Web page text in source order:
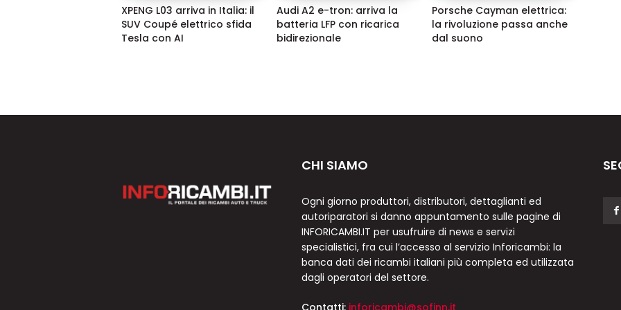
XPENG L03 arriva in Italia: il
SUV Coupé elettrico sfida
Tesla con AI
Audi A2 e-tron: arriva la
batteria LFP con ricarica
bidirezionale
Porsche Cayman elettrica:
la rivoluzione passa anche
dal suono
CHI SIAMO
Ogni giorno produttori, distributori, dettaglianti ed
autoriparatori si danno appuntamento sulle pagine di
INFORICAMBI.IT per usufruire di news e servizi
specialistici, fra cui l’accesso al servizio Inforicambi: la
banca dati dei ricambi italiani più completa ed utilizzata
dagli operatori del settore.